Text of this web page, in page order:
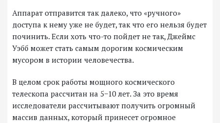
Аппарат отправится так далеко, что «ручного»
доступа к нему уже не будет, так что его нельзя будет
починить. Если хоть что-то пойдет не так, Джеймс
Уэбб может стать самым дорогим космическим
мусором в истории человечества.
В целом срок работы мощного космического
телескопа рассчитан на 5−10 лет. За это время
исследователи рассчитывают получить огромный
массив данных, который принесет огромное